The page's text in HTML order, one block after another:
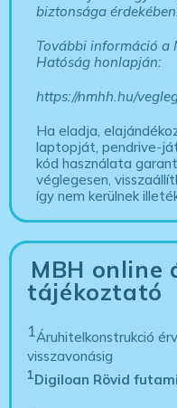
biztonsága
További információ a
Hatóság honlapján:
https://nmhh.hu/
Ha eladja,
laptopját, pendrive-
kód használata
véglegesen,
így nem kerülnek
MBH online
tájékoztató
1Áruhitelkonstrukció
visszavonásig
1Digiloan Rövid